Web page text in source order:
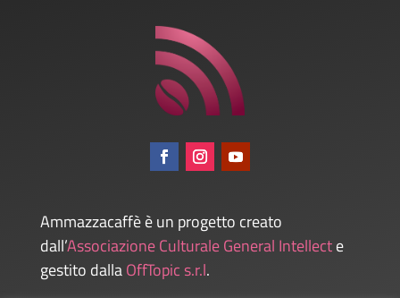
Ammazzacaffè è un progetto creato
dall’Associazione Culturale General Intellecte
gestito dallaOffTopic s.r.l.